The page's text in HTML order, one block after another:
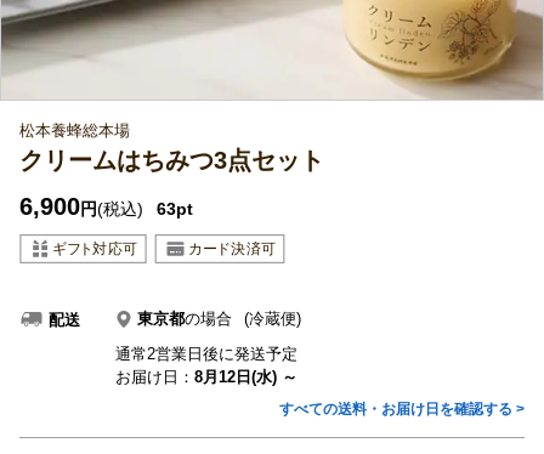
松本養蜂総本場
クリームはちみつ3点セット
6,900円(税込) 63pt
配送 東京都の場合
(冷蔵便)
通常2営業日後に発送予定
お届け日： 8月12日(水) ～
すべての送料・お届け日を確認する >